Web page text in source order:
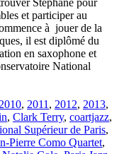
Stéphane pour
et participer au
à jouer de la
il est diplômé du
en saxophone et
National
, 2011, 2012, 2013,
, Clark Terry, coartjazz,
Supérieur de Paris,
Pierre Como Quartet,